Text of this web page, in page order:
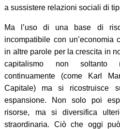
a sussistere relazioni sociali di
Ma l’uso di una base di
incompatibile con
in altre parole per la crescita in
capitalismo non soltanto
continuamente (come Karl
Capitale) ma si ricostruisce
espansione. Non solo poi
risorse, ma si diversifica
straordinaria. Ciò che oggi